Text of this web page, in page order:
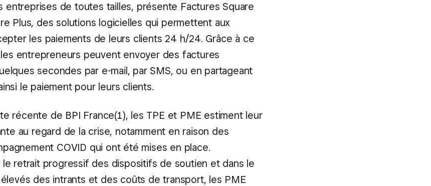
entreprises de toutes tailles, présente Factures Square
Plus, des solutions logicielles qui permettent aux
les paiements de leurs clients 24 h/24. Grâce à ce
entrepreneurs peuvent envoyer des factures
secondes par e-mail, par SMS, ou en partageant
le paiement pour leurs clients.
récente de BPI France(1), les TPE et PME estiment leur
au regard de la crise, notamment en raison des
COVID qui ont été mises en place.
le retrait progressif des dispositifs de soutien et dans le
des intrants et des coûts de transport, les PME